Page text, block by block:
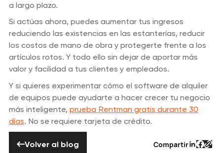
a largo plazo.
Si actúas ahora, puedes aumentar tus ingresos
reduciendo las existencias en las estanterías, reducir
los costos de mano de obra y protegerte frente a los
artículos rotos. Y todo ello sin dejar de aportar más
valor y facilidad a tus clientes y empleados.
Y si quieres experimentar cómo el software de alquiler
de equipos puede ayudarte a hacer crecer tu negocio
más inteligente, prueba Rentman gratis durante 30
días. No se requiere tarjeta de crédito.
Volver al blog
Volver al blog Compartir Texto